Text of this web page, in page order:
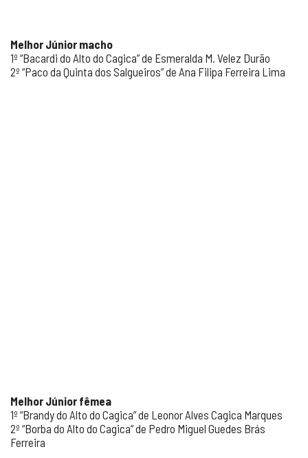
Melhor Júnior macho
1º “Bacardi do Alto do Cagica” de Esmeralda M. Velez Durão
2º “Paco da Quinta dos Salgueiros” de Ana Filipa Ferreira Lima
Melhor Júnior fêmea
1º “Brandy do Alto do Cagica” de Leonor Alves Cagica Marques
2º “Borba do Alto do Cagica” de Pedro Miguel Guedes Brás
Ferreira